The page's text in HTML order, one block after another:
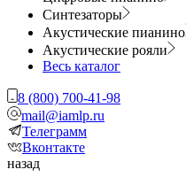
Синтезаторы
Акустические пианино
Акустические рояли
Весь каталог
8 (800) 700-41-98
mail@iamlp.ru
Телеграмм
Вконтакте
назад